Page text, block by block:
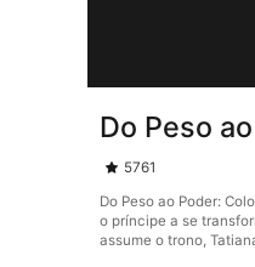
Do Peso
5761
Do Peso ao Poder:
o príncipe a se
assume o trono,